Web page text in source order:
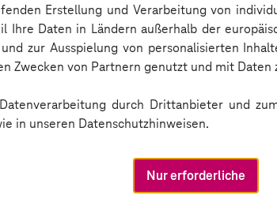
Erstellung und Verarbeitung von
Ihre Daten in Ländern außerhalb der
zur Ausspielung von personalisierten
Zwecken von Partnern genutzt und mit Daten
durch Drittanbieter und
in unseren Datenschutzhinweisen.
Nur erforderliche